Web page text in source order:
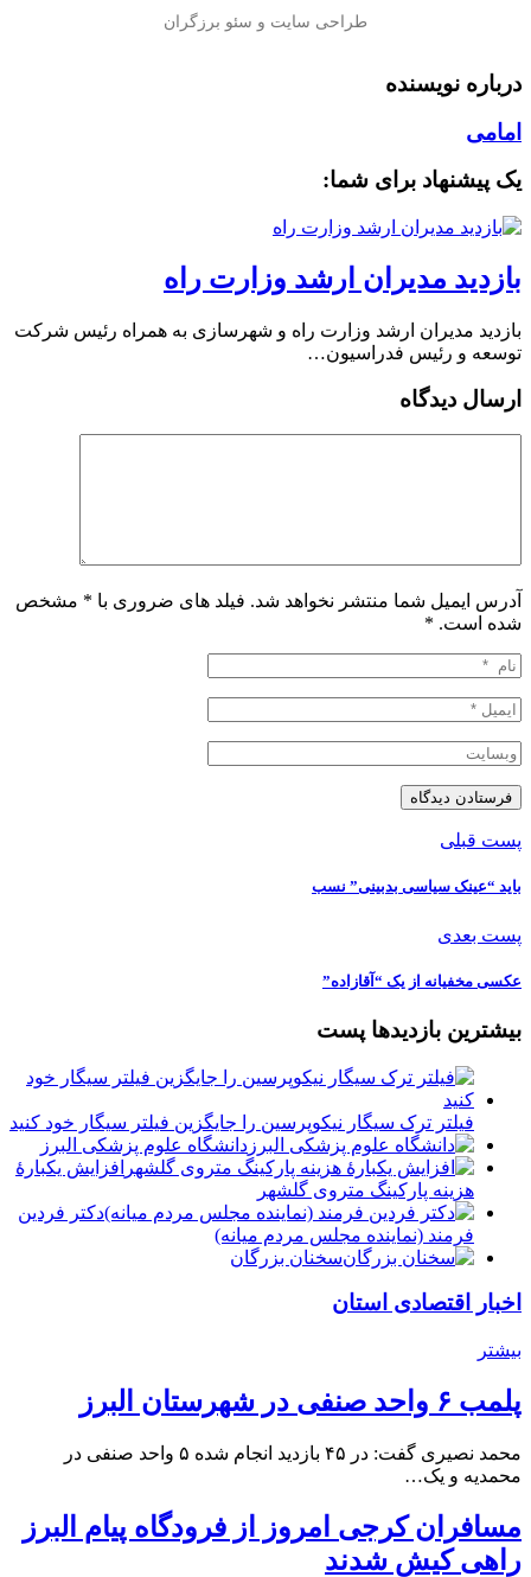
درباره نویسنده
امامی
یک پیشنهاد برای شما:
بازدید مدیران ارشد وزارت راه
بازدید مدیران ارشد وزارت راه و شهرسازی به همراه رئیس شرکت
توسعه و رئیس فدراسیون…
ارسال دیدگاه
آدرس ایمیل شما منتشر نخواهد شد. فیلد های ضروری با * مشخص
شده است. *
پست قبلی
باید “عینک سیاسی بدبینی” نسب
پست بعدی
عکسی مخفیانه از یک “آقازاده”
بیشترین بازدیدها پست
فیلتر ترک سیگار نیکوپرسین را جایگزین فیلتر سیگار خود کنید
دانشگاه علوم پزشکی البرز
افزایش یکبارۀ
هزینه پارکینگ متروی گلشهر
دكتر فردين
فرمند (نماينده مجلس مردم میانه)
سخنان بزرگان
اخبار اقتصادی استان
بیشتر
پلمب ۶ واحد صنفی در شهرستان البرز
محمد نصیری گفت: در ۴۵ بازدید انجام شده ۵ واحد صنفی در
محمدیه و یک…
مسافران کرجی امروز از فرودگاه پیام البرز
راهی کیش شدند